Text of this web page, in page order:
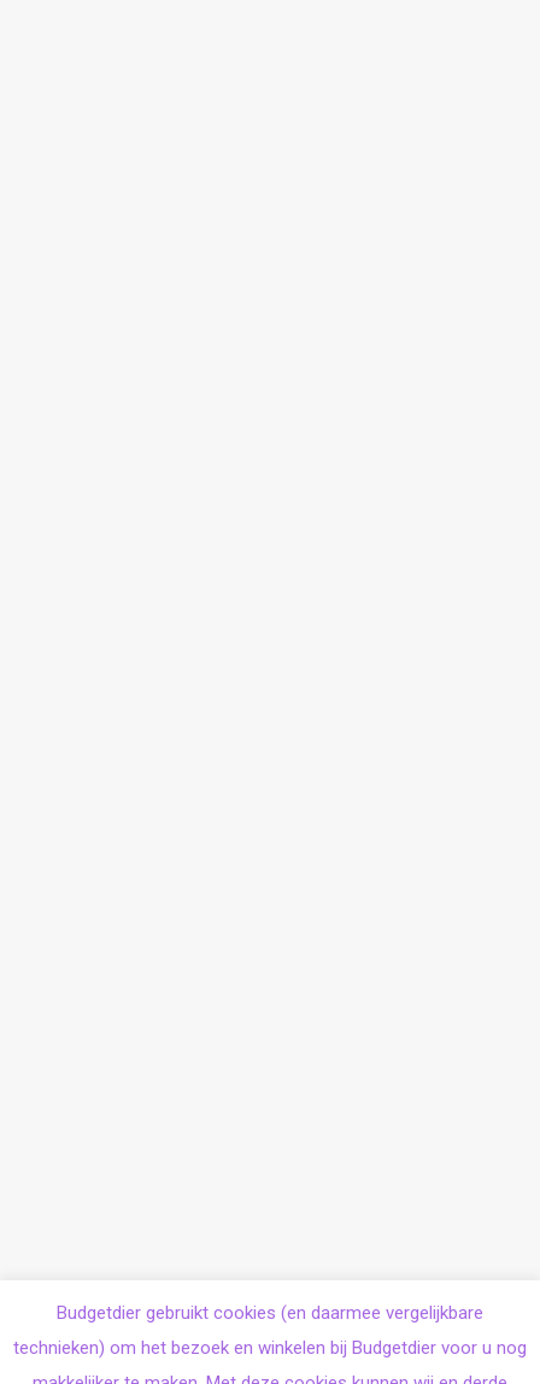
Budgetdier gebruikt cookies (en daarmee vergelijkbare
technieken) om het bezoek en winkelen bij Budgetdier voor u nog